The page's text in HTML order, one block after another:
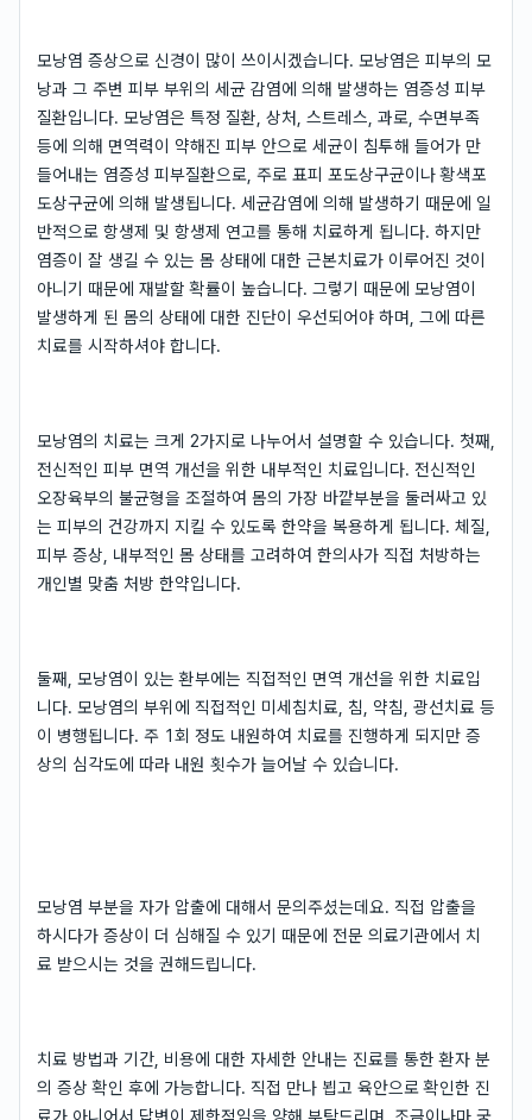
모낭염 증상으로 신경이 많이 쓰이시겠습니다. 모낭염은 피부의 모
낭과 그 주변 피부 부위의 세균 감염에 의해 발생하는 염증성 피부
질환입니다. 모낭염은 특정 질환, 상처, 스트레스, 과로, 수면부족
등에 의해 면역력이 약해진 피부 안으로 세균이 침투해 들어가 만
들어내는 염증성 피부질환으로, 주로 표피 포도상구균이나 황색포
도상구균에 의해 발생됩니다. 세균감염에 의해 발생하기 때문에 일
반적으로 항생제 및 항생제 연고를 통해 치료하게 됩니다. 하지만
염증이 잘 생길 수 있는 몸 상태에 대한 근본치료가 이루어진 것이
아니기 때문에 재발할 확률이 높습니다. 그렇기 때문에 모낭염이
발생하게 된 몸의 상태에 대한 진단이 우선되어야 하며, 그에 따른
치료를 시작하셔야 합니다.
모낭염의 치료는 크게 2가지로 나누어서 설명할 수 있습니다. 첫째,
전신적인 피부 면역 개선을 위한 내부적인 치료입니다. 전신적인
오장육부의 불균형을 조절하여 몸의 가장 바깥부분을 둘러싸고 있
는 피부의 건강까지 지킬 수 있도록 한약을 복용하게 됩니다. 체질,
피부 증상, 내부적인 몸 상태를 고려하여 한의사가 직접 처방하는
개인별 맞춤 처방 한약입니다.
둘째, 모낭염이 있는 환부에는 직접적인 면역 개선을 위한 치료입
니다. 모낭염의 부위에 직접적인 미세침치료, 침, 약침, 광선치료 등
이 병행됩니다. 주 1회 정도 내원하여 치료를 진행하게 되지만 증
상의 심각도에 따라 내원 횟수가 늘어날 수 있습니다.
모낭염 부분을 자가 압출에 대해서 문의주셨는데요. 직접 압출을
하시다가 증상이 더 심해질 수 있기 때문에 전문 의료기관에서 치
료 받으시는 것을 권해드립니다.
치료 방법과 기간, 비용에 대한 자세한 안내는 진료를 통한 환자 분
의 증상 확인 후에 가능합니다. 직접 만나 뵙고 육안으로 확인한 진
료가 아니어서 답변이 제한적임을 양해 부탁드리며, 조금이나마 궁